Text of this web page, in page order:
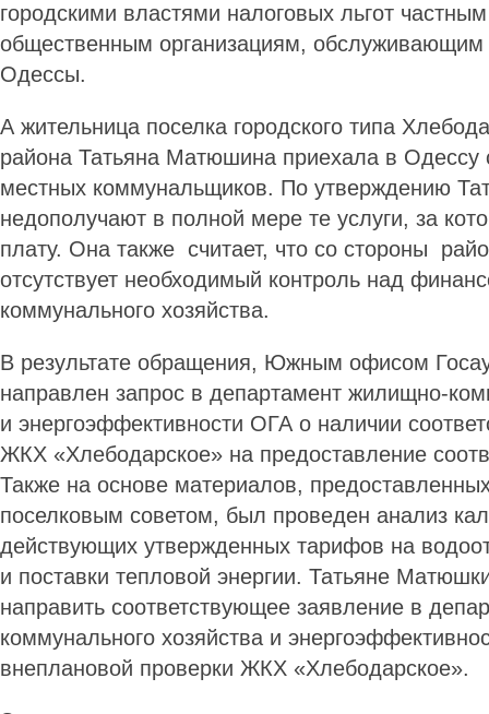
городскими властями налоговых льгот
общественным организациям, обслуживающим
Одессы.
А жительница поселка городского типа
района Татьяна Матюшина приехала в Одессу
местных коммунальщиков. По утверждению
недополучают в полной мере те услуги, за
плату. Она также считает, что со стороны
отсутствует необходимый контроль над
коммунального хозяйства.
В результате обращения, Южным офисом
направлен запрос в департамент жилищно-
и энергоэффективности ОГА о наличии
ЖКХ «Хлебодарское» на предоставление
Также на основе материалов,
поселковым советом, был проведен анализ
действующих утвержденных тарифов на
и поставки тепловой энергии. Татьяне
направить соответствующее заявление в
коммунального хозяйства и
внеплановой проверки ЖКХ «Хлебодарское».